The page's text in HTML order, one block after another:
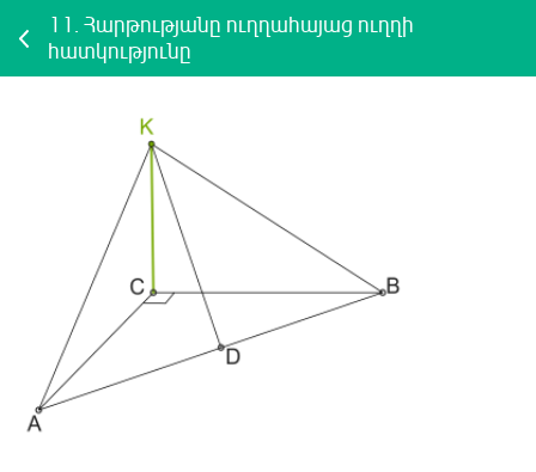
11. Հարթությանը ուղղահայաց ուղղի
հատկությունը